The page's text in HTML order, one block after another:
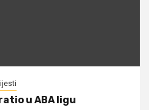
u ABA ligu